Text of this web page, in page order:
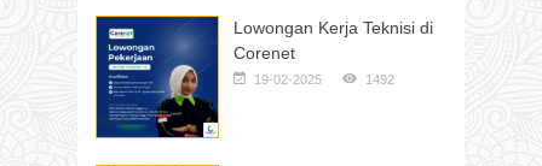
Lowongan Kerja Teknisi di
Corenet
19-02-2025 1492